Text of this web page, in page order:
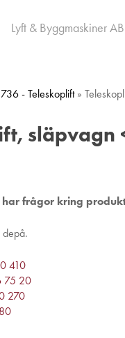
Lyft & Byggmaskiner AB
736 - Teleskoplift»
släpvagn
frågor kring
depå.
410
75 20
270